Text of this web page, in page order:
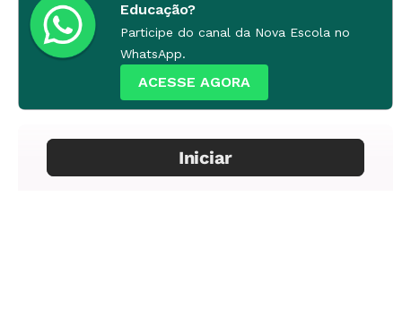
Educação?
Participe do canal da Nova Escola no
WhatsApp.
ACESSE AGORA